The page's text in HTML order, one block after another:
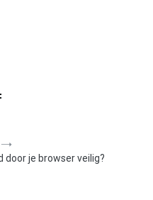
door je browser veilig?